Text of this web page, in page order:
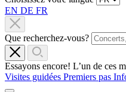
EN DE FR
Que recherchez-vous?
Essayons encore! L’un de ces
Visites guidées Premiers pas